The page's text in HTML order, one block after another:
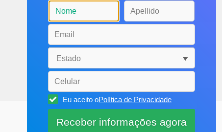
Eu aceito oPolítica de Privacidade